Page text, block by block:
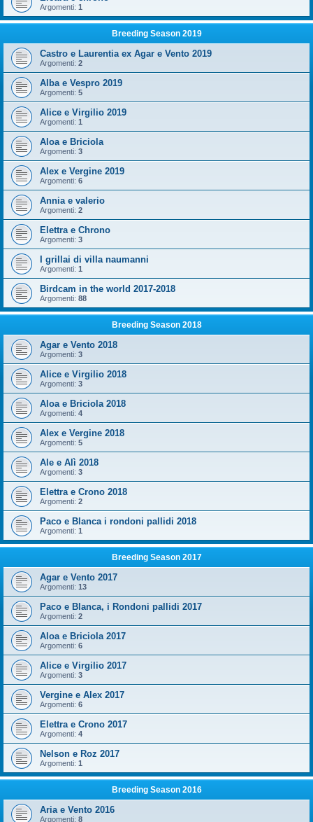
Argomenti: 1
Breeding Season 2019
Castro e Laurentia ex Agar e Vento 2019
Argomenti: 2
Alba e Vespro 2019
Argomenti: 5
Alice e Virgilio 2019
Argomenti: 1
Aloa e Briciola
Argomenti: 3
Alex e Vergine 2019
Argomenti: 6
Annia e valerio
Argomenti: 2
Elettra e Chrono
Argomenti: 3
I grillai di villa naumanni
Argomenti: 1
Birdcam in the world 2017-2018
Argomenti: 88
Breeding Season 2018
Agar e Vento 2018
Argomenti: 3
Alice e Virgilio 2018
Argomenti: 3
Aloa e Briciola 2018
Argomenti: 4
Alex e Vergine 2018
Argomenti: 5
Ale e Alì 2018
Argomenti: 3
Elettra e Crono 2018
Argomenti: 2
Paco e Blanca i rondoni pallidi 2018
Argomenti: 1
Breeding Season 2017
Agar e Vento 2017
Argomenti: 13
Paco e Blanca, i Rondoni pallidi 2017
Argomenti: 2
Aloa e Briciola 2017
Argomenti: 6
Alice e Virgilio 2017
Argomenti: 3
Vergine e Alex 2017
Argomenti: 6
Elettra e Crono 2017
Argomenti: 4
Nelson e Roz 2017
Argomenti: 1
Breeding Season 2016
Aria e Vento 2016
Argomenti: 8